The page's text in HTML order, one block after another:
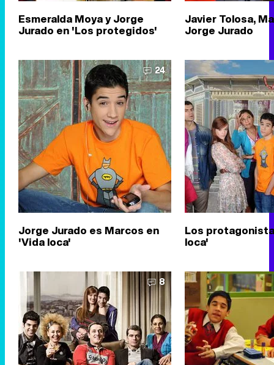
Esmeralda Moya y Jorge
Jurado en 'Los protegidos'
Javier Tolosa,
Jorge Jurado
24
Jorge Jurado es Marcos en
'Vida loca'
Los
loca'
8